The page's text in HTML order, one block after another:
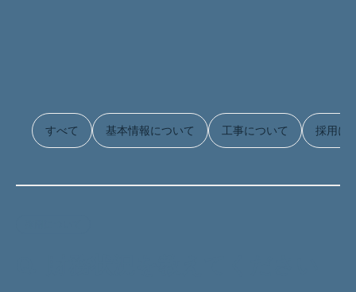
すべて 基本情報について 工事について 採用に